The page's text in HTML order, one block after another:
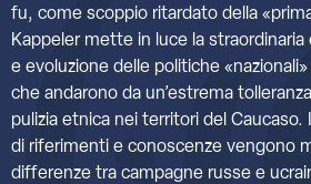
fu, come scoppio ritardato della
Kappeler mette in luce la
e evoluzione delle politiche
che andarono da un’estrema
pulizia etnica nei territori del Caucaso.
di riferimenti e conoscenze vengono
differenze tra campagne russe e